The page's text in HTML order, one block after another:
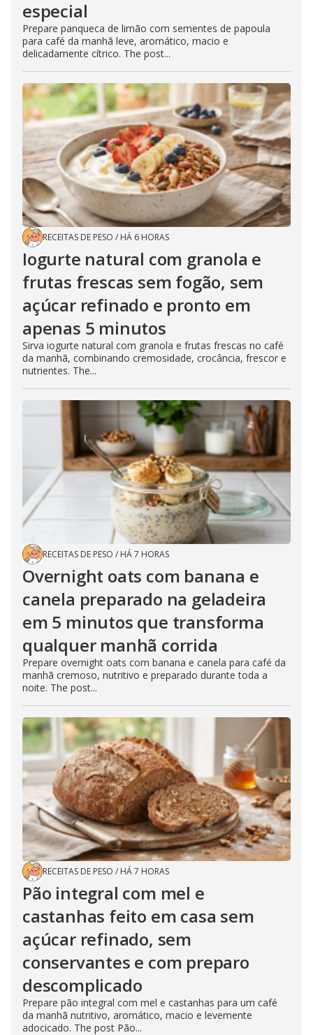
especial
Prepare panqueca de limão com sementes de papoula
para café da manhã leve, aromático, macio e
delicadamente cítrico. The post...
RECEITAS DE PESO / HÁ 6 HORAS
Iogurte natural com granola e
frutas frescas sem fogão, sem
açúcar refinado e pronto em
apenas 5 minutos
Sirva iogurte natural com granola e frutas frescas no café
da manhã, combinando cremosidade, crocância, frescor e
nutrientes. The...
RECEITAS DE PESO / HÁ 7 HORAS
Overnight oats com banana e
canela preparado na geladeira
em 5 minutos que transforma
qualquer manhã corrida
Prepare overnight oats com banana e canela para café da
manhã cremoso, nutritivo e preparado durante toda a
noite. The post...
RECEITAS DE PESO / HÁ 7 HORAS
Pão integral com mel e
castanhas feito em casa sem
açúcar refinado, sem
conservantes e com preparo
descomplicado
Prepare pão integral com mel e castanhas para um café
da manhã nutritivo, aromático, macio e levemente
adocicado. The post Pão...